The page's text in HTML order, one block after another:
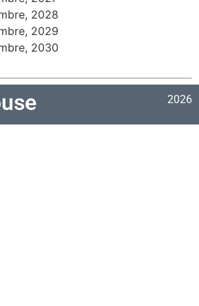
2028
2029
2030
2026